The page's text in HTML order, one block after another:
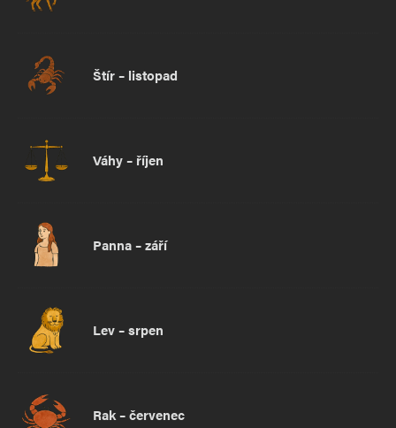
Štír – listopad
Váhy – říjen
Panna – září
Lev – srpen
Rak – červenec